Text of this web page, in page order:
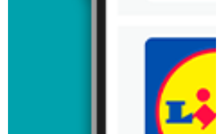
Trafiłeś na nieaktualną gazetkę